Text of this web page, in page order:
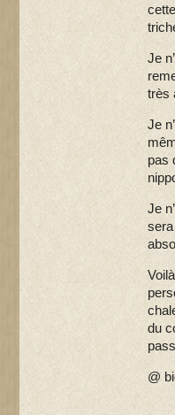
Je
très
Je
pas
Je
sera
du
@